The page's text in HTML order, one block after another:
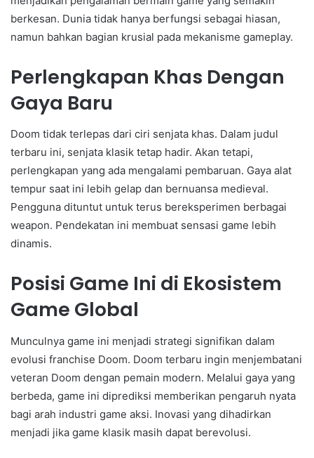
berkesan. Dunia tidak hanya berfungsi sebagai hiasan,
namun bahkan bagian krusial pada mekanisme gameplay.
Perlengkapan Khas Dengan
Gaya Baru
Doom tidak terlepas dari ciri senjata khas. Dalam judul
terbaru ini, senjata klasik tetap hadir. Akan tetapi,
perlengkapan yang ada mengalami pembaruan. Gaya alat
tempur saat ini lebih gelap dan bernuansa medieval.
Pengguna dituntut untuk terus bereksperimen berbagai
weapon. Pendekatan ini membuat sensasi game lebih
dinamis.
Posisi Game Ini di Ekosistem
Game Global
Munculnya game ini menjadi strategi signifikan dalam
evolusi franchise Doom. Doom terbaru ingin menjembatani
veteran Doom dengan pemain modern. Melalui gaya yang
berbeda, game ini diprediksi memberikan pengaruh nyata
bagi arah industri game aksi. Inovasi yang dihadirkan
menjadi jika game klasik masih dapat berevolusi.